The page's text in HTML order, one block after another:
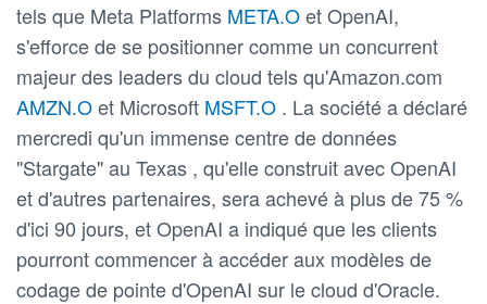
tels que Meta Platforms META.Oet OpenAI,
s'efforce de se positionner comme un concurrent
majeur des leaders du cloud tels qu'Amazon.com
AMZN.Oet Microsoft MSFT.O . La société a déclaré
mercredi qu'un immense centre de données
"Stargate" au Texas , qu'elle construit avec OpenAI
et d'autres partenaires, sera achevé à plus de 75 %
d'ici 90 jours, et OpenAI a indiqué que les clients
pourront commencer à accéder aux modèles de
codage de pointe d'OpenAI sur le cloud d'Oracle.